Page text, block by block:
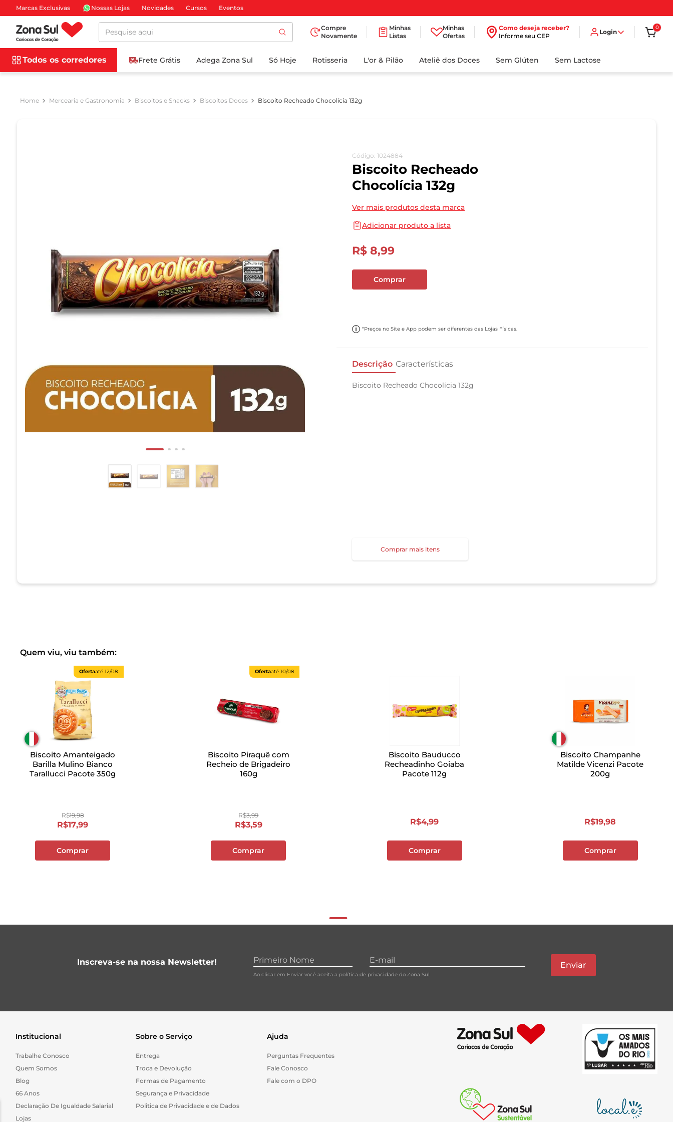
Marcas Exclusivas Nossas Lojas Novidades Cursos Eventos
Pesquise aqui
Compre
Novamente
Minhas
Listas
Minhas
Ofertas
Como deseja receber?
Informe seu CEP
Login
0
Todos os corredores Frete Grátis Adega Zona Sul Só Hoje Rotisseria L'or & Pilão Ateliê dos Doces Sem Glúten Sem Lactose
Mercearia e Gastronomia Biscoitos e Snacks Biscoitos Doces Biscoito Recheado Chocolícia 132g
Código: 1024884
Biscoito Recheado
Chocolícia 132g
Ver mais produtos desta marca
Adicionar produto a lista
R$ 8,99
Comprar
*Preços no Site e App podem ser diferentes das Lojas Físicas.
Descrição Características
Biscoito Recheado Chocolícia 132g
Comprar mais itens
Quem viu, viu também:
Ofertaaté12/08
Biscoito Amanteigado
Barilla Mulino Bianco
Tarallucci Pacote 350g
R$19,98
R$17,99
Comprar
Ofertaaté 10/08
Biscoito Piraquê com
Recheio de Brigadeiro
160g
R$3,99
R$3,59
Comprar
Biscoito Bauducco
Recheadinho Goiaba
Pacote 112g
R$4,99
Comprar
Biscoito Champanhe
Matilde Vicenzi Pacote
200g
R$19,98
Comprar
Inscreva-se na nossa Newsletter!
Ao clicar em Enviar você aceita a política de privacidade do Zona Sul
Enviar
Institucional
Trabalhe Conosco
Quem Somos
Blog
66 Anos
Declaração De Igualdade Salarial
Lojas
Sobre o Serviço
Entrega
Troca e Devolução
Formas de Pagamento
Segurança e Privacidade
Politica de Privacidade e de Dados
Ajuda
Perguntas Frequentes
Fale Conosco
Fale com o DPO
BUSCADOS